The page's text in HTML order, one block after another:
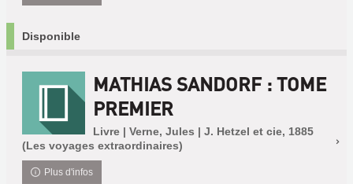
Disponible
MATHIAS SANDORF : TOME
PREMIER
Livre | Verne, Jules | J. Hetzel et cie, 1885
(Les voyages extraordinaires)
Plus d'infos